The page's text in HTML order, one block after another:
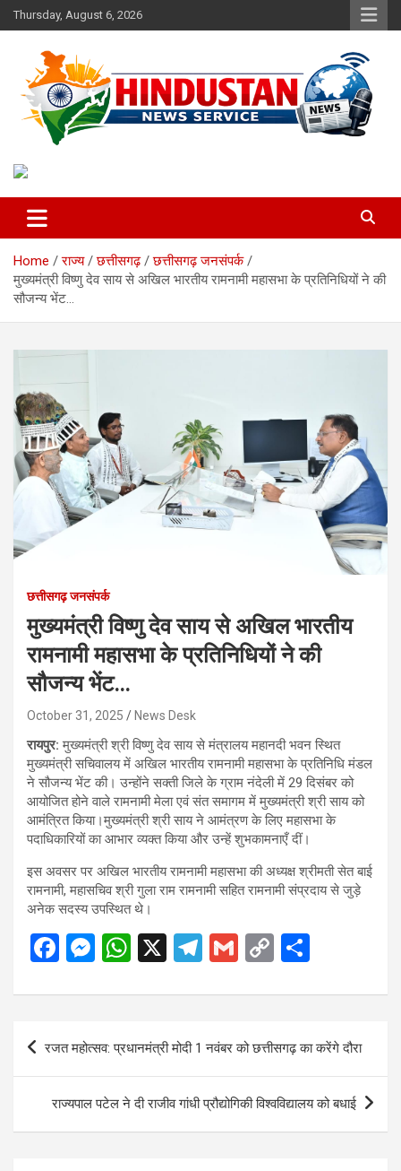
Skip
to
Thursday, August 6, 2026
Hindustan News Service
Home राज्य छत्तीसगढ़
छत्तीसगढ़ जनसंपर्क
मुख्यमंत्री विष्णु देव साय से अखिल भारतीय रामनामी महासभा के प्रतिनिधियों ने की
सौजन्य भेंट…
छत्तीसगढ़ जनसंपर्क
मुख्यमंत्री विष्णु देव साय से अखिल भारतीय
रामनामी महासभा के प्रतिनिधियों ने की
सौजन्य भेंट…
October 31, 2025 News Desk
रायपुर:मुख्यमंत्री श्री विष्णु देव साय से मंत्रालय महानदी भवन स्थित
मुख्यमंत्री सचिवालय में अखिल भारतीय रामनामी महासभा के प्रतिनिधि मंडल
ने सौजन्य भेंट की। उन्होंने सक्ती जिले के ग्राम नंदेली में 29 दिसंबर को
आयोजित होने वाले रामनामी मेला एवं संत समागम में मुख्यमंत्री श्री साय को
आमंत्रित किया।मुख्यमंत्री श्री साय ने आमंत्रण के लिए महासभा के
पदाधिकारियों का आभार व्यक्त किया और उन्हें शुभकामनाएँ दीं।
इस अवसर पर अखिल भारतीय रामनामी महासभा की अध्यक्ष श्रीमती सेत बाई
रामनामी, महासचिव श्री गुला राम रामनामी सहित रामनामी संप्रदाय से जुड़े
अनेक सदस्य उपस्थित थे।
F
ce
o
o
k
M
se
g
er
W
at
A
p
p
X
T
e
gr
a
m
G
ail
C
py
n
k
ar
Post
रजत महोत्सव: प्रधानमंत्री मोदी 1 नवंबर को छत्तीसगढ़ का करेंगे दौरा
राज्यपाल पटेल ने दी राजीव गांधी प्रौद्योगिकी विश्वविद्यालय को बधाई